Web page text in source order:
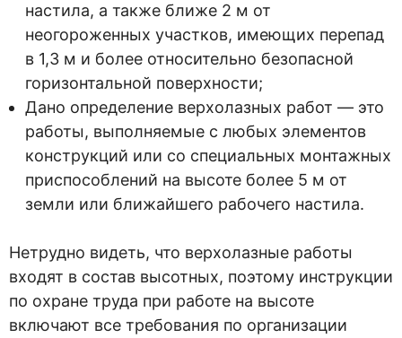
настила, а также ближе 2 м от
неогороженных участков, имеющих перепад
в 1,3 м и более относительно безопасной
горизонтальной поверхности;
Дано определение верхолазных работ — это
работы, выполняемые с любых элементов
конструкций или со специальных монтажных
приспособлений на высоте более 5 м от
земли или ближайшего рабочего настила.
Нетрудно видеть, что верхолазные работы
входят в состав высотных, поэтому инструкции
по охране труда при работе на высоте
включают все требования по организации